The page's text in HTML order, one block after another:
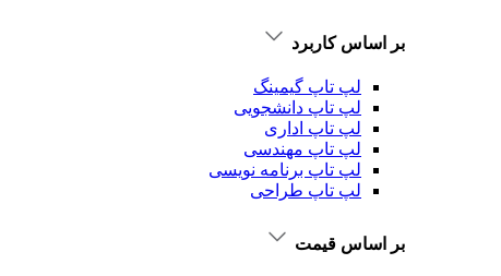
بر اساس کاربرد
لپ تاپ گیمینگ
لپ تاپ دانشجویی
لپ تاپ اداری
لپ تاپ مهندسی
لپ تاپ برنامه نویسی
لپ تاپ طراحی
بر اساس قیمت